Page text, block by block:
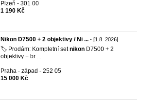
Plzeň - 301 00
1 190 Kč
Nikon D7500 + 2 objektivy / Ni ... - [1.8. 2026]
🏷️ Prodám: Kompletní setnikon D7500 + 2
objektivy + br ...
Praha - západ - 252 05
15 000 Kč